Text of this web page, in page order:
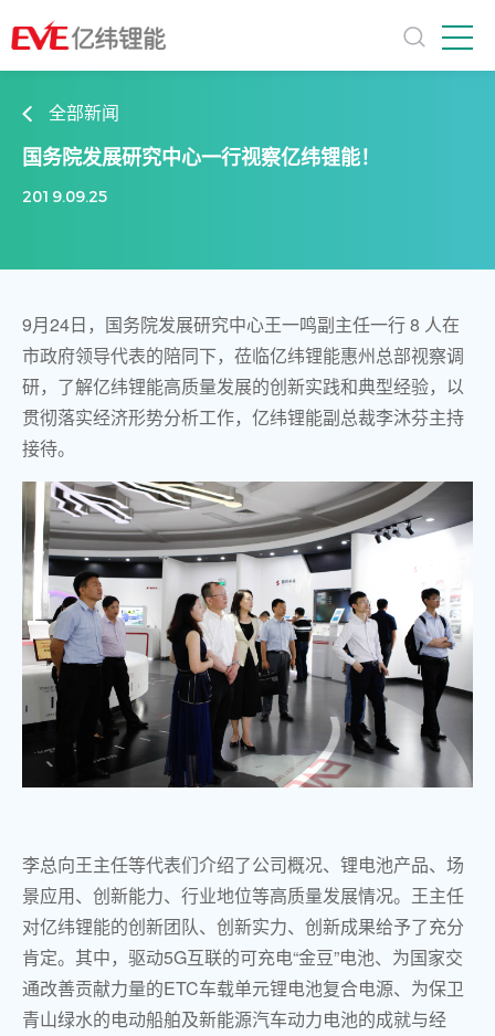
全部新闻
国务院发展研究中心一行视察亿纬锂能！
2019.09.25
9月24日，国务院发展研究中心王一鸣副主任一行 8 人在
市政府领导代表的陪同下，莅临亿纬锂能惠州总部视察调
研，了解亿纬锂能高质量发展的创新实践和典型经验，以
贯彻落实经济形势分析工作，亿纬锂能副总裁李沐芬主持
接待。
李总向王主任等代表们介绍了公司概况、锂电池产品、场
景应用、创新能力、行业地位等高质量发展情况。王主任
对亿纬锂能的创新团队、创新实力、创新成果给予了充分
肯定。其中，驱动5G互联的可充电“金豆”电池、为国家交
通改善贡献力量的ETC车载单元锂电池复合电源、为保卫
青山绿水的电动船舶及新能源汽车动力电池的成就与经